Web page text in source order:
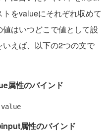
をvalueにそれぞれ収めて
はいつどこで値として設
えば、以下の2つの文で
属性のバインド
属性のバインド